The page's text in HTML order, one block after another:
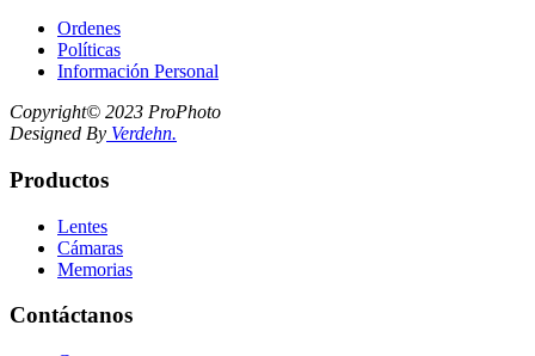
Ordenes
Políticas
Información Personal
Copyright© 2023 ProPhoto
Designed By Verdehn.
Productos
Lentes
Cámaras
Memorias
Contáctanos